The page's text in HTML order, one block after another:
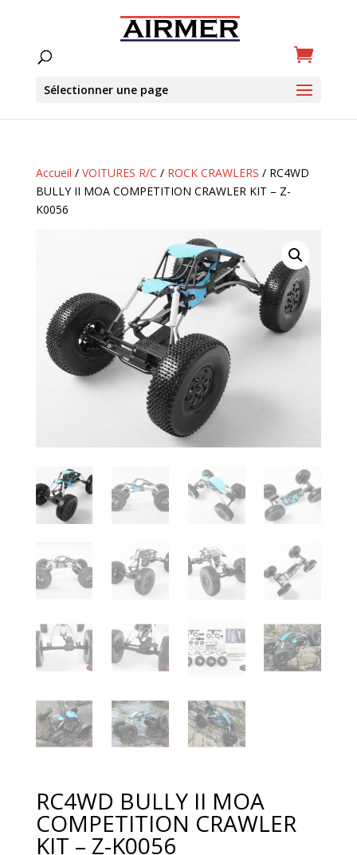
Sélectionner une page
Accueil / VOITURES R/C / ROCK CRAWLERS / RC4WD
BULLY II MOA COMPETITION CRAWLER KIT – Z-
K0056
RC4WD BULLY II MOA
COMPETITION CRAWLER
KIT – Z-K0056